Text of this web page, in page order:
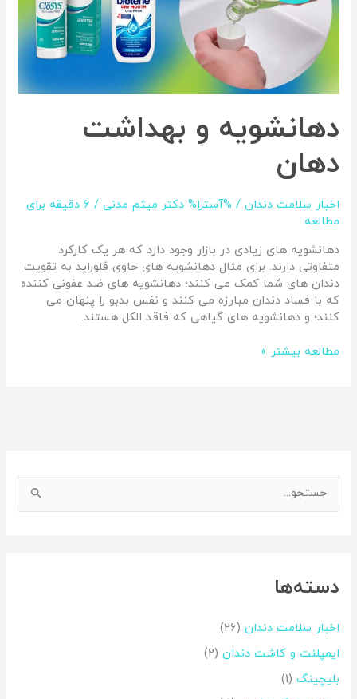
دهانشویه و بهداشت
دهان
اخبار سلامت دندان / %آسترا% دکتر میثم مدنی/
6 دقیقه برای
مطالعه
دهانشویه های زیادی در بازار وجود دارد که هر یک کارکرد
متفاوتی دارند. برای مثال دهانشویه های حاوی فلوراید به تقویت
دندان های شما کمک می کنند؛ دهانشویه های ضد عفونی کننده
که با فساد دندان مبارزه می کنند و نفس بدبو را پنهان می
کنند؛ و دهانشویه های گیاهی که فاقد الکل هستند.
مطالعه بیشتر »
و
ر
ا
ی
دسته‌ها
اخبار سلامت دندان (26)
ایمپلنت و کاشت دندان (2)
بلیچینگ (1)